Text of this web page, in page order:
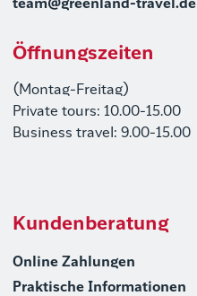
team@greenland-travel.de
Öffnungszeiten
(Montag-Freitag)
Private tours: 10.00-15.00
Business travel: 9.00-15.00
Kundenberatung
Online Zahlungen
Praktische Informationen